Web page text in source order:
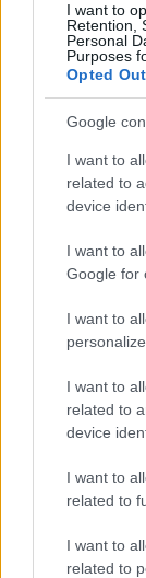
I want to
Retention,
Personal
Purposes
Opted Out
Google
I want to
related to
device
I want to
Google for
I want to
I want to
related to
device
I want to
related to
I want to
related to
Invia un
Iscriviti alla
email
Indirizzo
Privacy
marketing.
tue
Potrai
facendo